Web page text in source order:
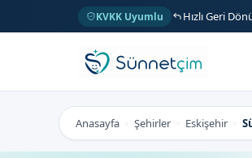
KVKK Uyumlu Hızlı Geri
Anasayfa > Şehirler > Eskişehir >